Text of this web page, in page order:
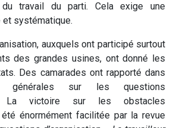
travail du parti. Cela exige une
et systématique.
auxquels ont participé surtout
des grandes usines, ont donné les
Des camarades ont rapporté dans
générales sur les questions
La victoire sur les obstacles
énormément facilitée par la revue